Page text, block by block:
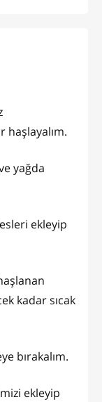
haşlayalım.
yağda
ekleyip
kadar sıcak
bırakalım.
ekleyip